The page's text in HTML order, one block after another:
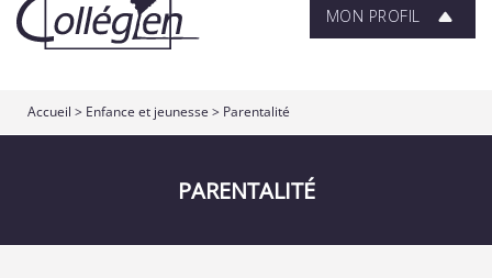
MON PROFIL
Accueil > Enfance et jeunesse > Parentalité
PARENTALITÉ